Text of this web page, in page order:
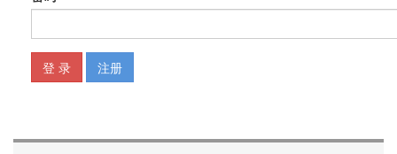
第20章 JavaScript的调试与优化（ 教学视频：57 分钟）